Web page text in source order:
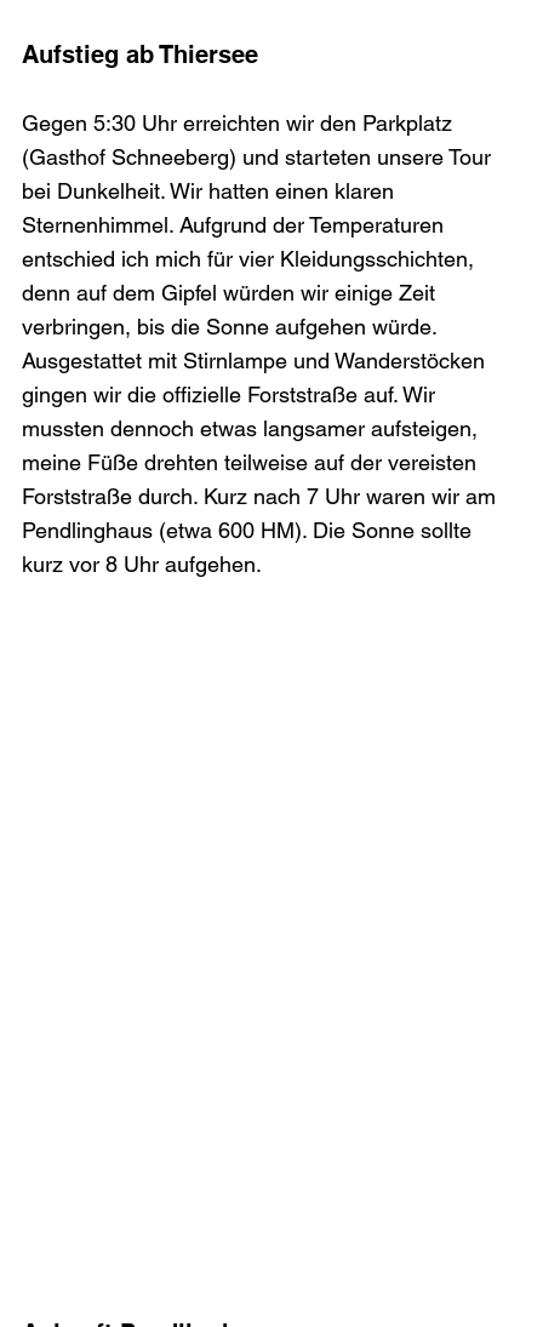
Aufstieg ab Thiersee
Gegen 5:30 Uhr erreichten wir den Parkplatz
(Gasthof Schneeberg) und starteten unsere Tour
bei Dunkelheit. Wir hatten einen klaren
Sternenhimmel. Aufgrund der Temperaturen
entschied ich mich für vier Kleidungsschichten,
denn auf dem Gipfel würden wir einige Zeit
verbringen, bis die Sonne aufgehen würde.
Ausgestattet mit Stirnlampe und Wanderstöcken
gingen wir die offizielle Forststraße auf. Wir
mussten dennoch etwas langsamer aufsteigen,
meine Füße drehten teilweise auf der vereisten
Forststraße durch. Kurz nach 7 Uhr waren wir am
Pendlinghaus (etwa 600 HM). Die Sonne sollte
kurz vor 8 Uhr aufgehen.